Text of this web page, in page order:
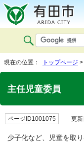
現在の位置： トップページ >
主任児童委員
ページID1001075 更新
少子化など、児童を取